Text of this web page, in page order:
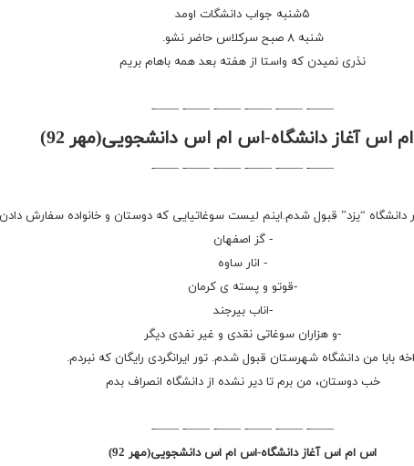
۵شنبه جواب دانشگات اومد
شنبه ۸ صبح سرکلاس حاضر نشو.
نذری نمیدن که واستا از هفته بعد همه باهام بریم
——- ——- ——- ——- ——- ——-
اس آغاز دانشگاه-اس ام اس دانشجویی(مهر 92)
——- ——- ——- ——- ——- ——-
دانشگاه “یزد” قبول شدم.اینم لیست سوغاتیایی که دوستان و خانواده سفارش
‏- گز اصفهان
‏- انار ساوه
‏-قوتو و پسته ی کرمان
‏-اناب بیرجند
‏-و هزاران سوغاتی نقدی و غیر نفدی دیگر
‏ اخه بابا من دانشگاه شهرستان قبول شدم. تور ایرانگردی رایگان که نبردم.
خب دوستان، من برم تا دیر نشده از دانشگاه انصراف بدم
——- ——- ——- ——- ——- ——-
اس ام اس آغاز دانشگاه-اس ام اس دانشجویی(مهر 92)